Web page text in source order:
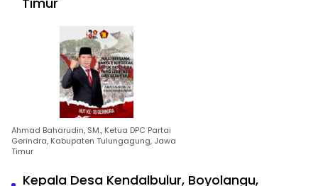
Ahmad Baharudin, SM., Ketua DPC Partai
Gerindra, Kabupaten Tulungagung, Jawa
Timur
Kepala Desa Kendalbulur, Boyolangu,